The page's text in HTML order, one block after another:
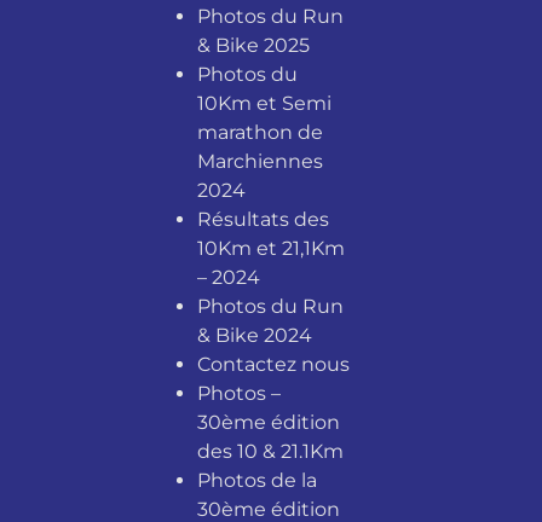
Photos du Run
& Bike 2025
Photos du
10Km et Semi
marathon de
Marchiennes
2024
Résultats des
10Km et 21,1Km
– 2024
Photos du Run
& Bike 2024
Contactez nous
Photos –
30ème édition
des 10 & 21.1Km
Photos de la
30ème édition